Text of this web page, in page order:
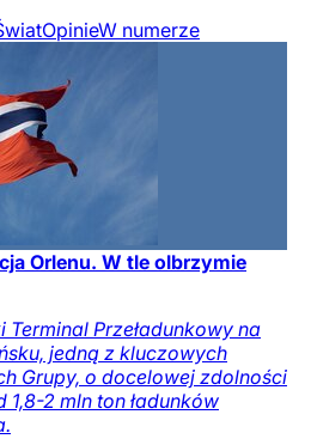
OpinieW numerze
Orlenu. W tle olbrzymie
Terminal Przeładunkowy na
jedną z kluczowych
Grupy, o docelowej zdolności
2 mln ton ładunków